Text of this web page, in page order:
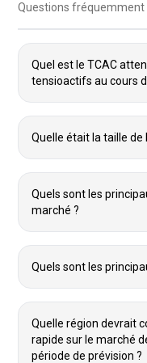
Questions fréquemment
Quel est le TCAC
tensioactifs au cours
Quelle était la taille de
Quels sont les
marché ?
Quels sont les
Quelle région devrait
rapide sur le marché
période de prévision ?